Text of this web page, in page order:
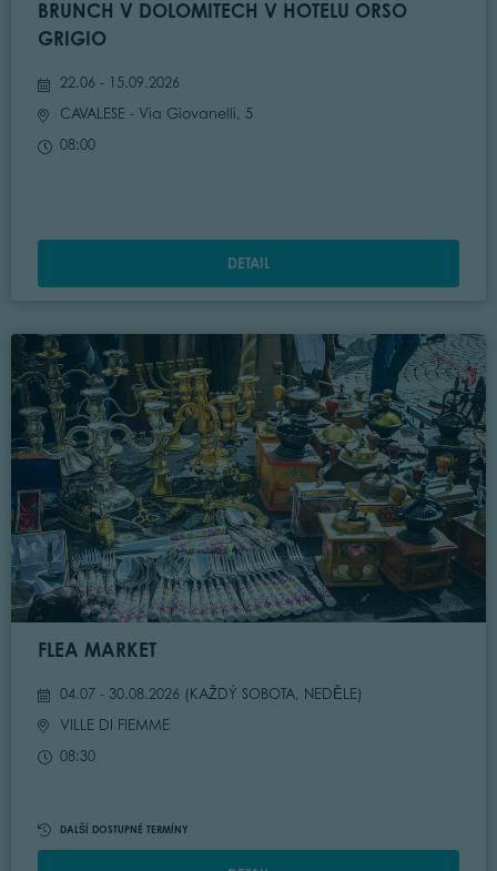
BRUNCH V DOLOMITECH V HOTELU ORSO
GRIGIO
22.06 - 15.09.2026
CAVALESE - Via Giovanelli, 5
08:00
DETAIL
FLEA MARKET
04.07 - 30.08.2026 (KAŽDÝ SOBOTA, NEDĚLE)
VILLE DI FIEMME
08:30
DALŠÍ DOSTUPNÉ TERMÍNY